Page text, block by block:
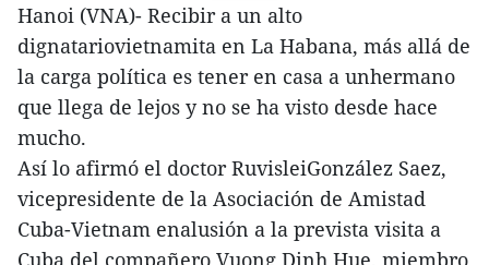
Hanoi (VNA)- Recibir a un alto
dignatariovietnamita en La Habana, más allá de
la carga política es tener en casa a unhermano
que llega de lejos y no se ha visto desde hace
mucho.
Así lo afirmó el doctor RuvisleiGonzález Saez,
vicepresidente de la Asociación de Amistad
Cuba-Vietnam enalusión a la prevista visita a
Cuba del compañero Vuong Dinh Hue, miembro